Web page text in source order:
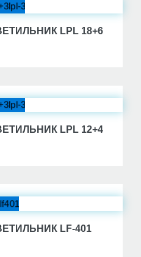
LPL 18+6
LPL 12+4
LF-401